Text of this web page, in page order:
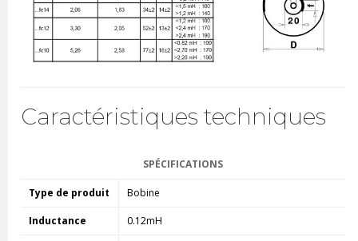
Caractéristiques techniques
SPÉCIFICATIONS
Type de produit Bobine
Inductance 0.12mH